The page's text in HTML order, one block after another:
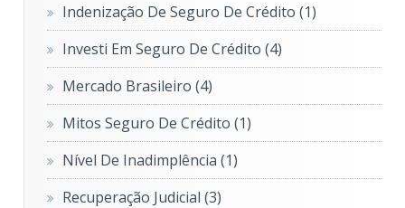
Indenização De Seguro De Crédito(1)
Investi Em Seguro De Crédito(4)
Mercado Brasileiro(4)
Mitos Seguro De Crédito(1)
Nível De Inadimplência(1)
Recuperação Judicial(3)